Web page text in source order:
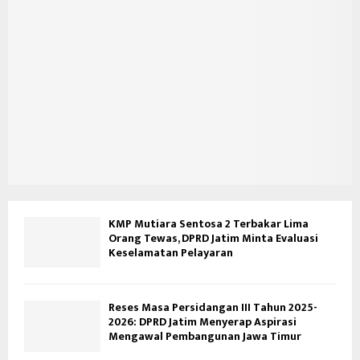
KMP Mutiara Sentosa 2 Terbakar Lima
Orang Tewas, DPRD Jatim Minta Evaluasi
Keselamatan Pelayaran
Reses Masa Persidangan III Tahun 2025-
2026: DPRD Jatim Menyerap Aspirasi
Mengawal Pembangunan Jawa Timur